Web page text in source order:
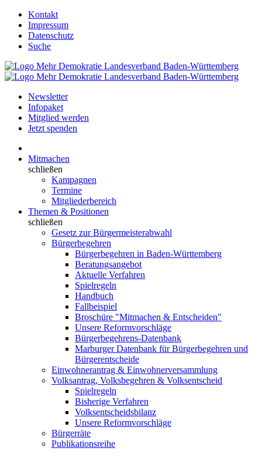
Kontakt
Impressum
Datenschutz
Suche
Newsletter
Infopaket
Mitglied werden
Jetzt spenden
Mitmachen
schließen
Kampagnen
Termine
Mitgliederbereich
Themen & Positionen
schließen
Gesetz zur Bürgermeisterabwahl
Bürgerbegehren
Bürgerbegehren in Baden-Württemberg
Beratungsangebot
Aktuelle Verfahren
Spielregeln
Handbuch
Fallbeispiel
Broschüre "Mitmachen & Entscheiden"
Unsere Reformvorschläge
Bürgerbegehrens-Datenbank
Marburger Datenbank für Bürgerbegehren und
Bürgerentscheide
Einwohnerantrag & Einwohnerversammlung
Volksantrag, Volksbegehren & Volksentscheid
Spielregeln
Bisherige Verfahren
Volksentscheidsbilanz
Unsere Reformvorschläge
Bürgerräte
Publikationsreihe